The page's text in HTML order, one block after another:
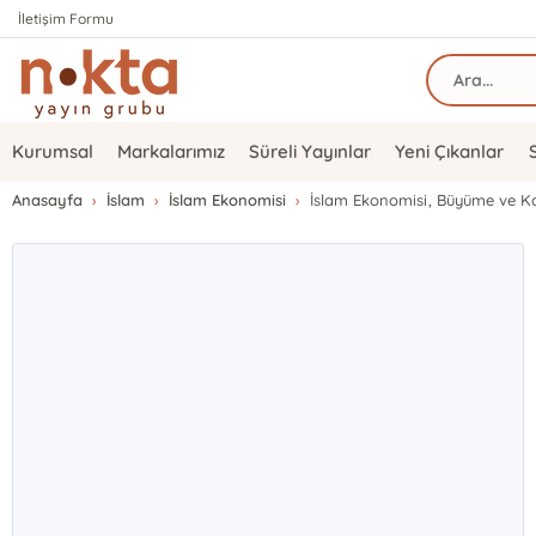
İletişim Formu
Kurumsal Markalarımız Süreli Yayınlar Yeni Çıkanlar
Anasayfa İslam İslam Ekonomisi İslam Ekonomisi, Büyüme ve